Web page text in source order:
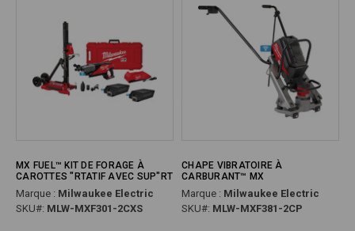
MX FUEL™ KIT DE FORAGE À
CAROTTES "RTATIF AVEC SUP"RT
Marque : Milwaukee Electric
SKU#: MLW-MXF301-2CXS
CHAPE VIBRATOIRE À
CARBURANT™ MX
Marque : Milwaukee Electric
SKU#: MLW-MXF381-2CP